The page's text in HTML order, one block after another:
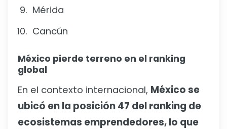
Mérida
Cancún
México pierde terreno en el ranking
global
En el contexto internacional, México se
ubicó en la posición 47 del ranking de
ecosistemas emprendedores, lo que